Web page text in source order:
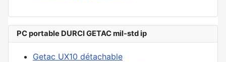
PC portable DURCI GETAC mil-std ip
Getac UX10 détachable